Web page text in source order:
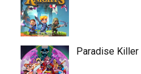
Paradise Killer